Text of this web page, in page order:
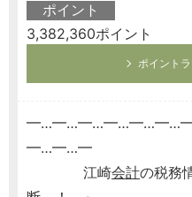
ポイント
3,382,360ポイント
ポイント
━…━…━
江崎会計の税